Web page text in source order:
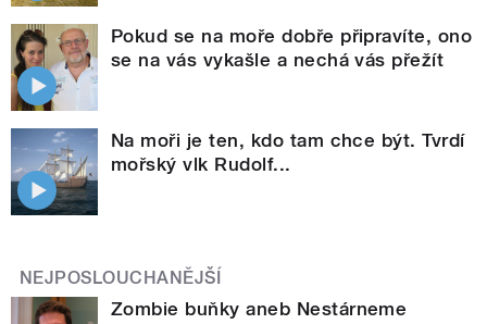
Pokud se na moře dobře připravíte, ono
se na vás vykašle a nechá vás přežít
Na moři je ten, kdo tam chce být. Tvrdí
mořský vlk Rudolf...
NEJPOSLOUCHANĚJŠÍ
Zombie buňky aneb Nestárneme